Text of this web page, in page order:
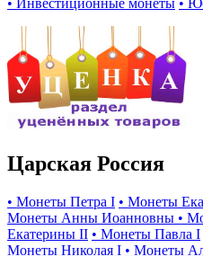
Царская Россия
• Монеты Петра I • Монеты
Монеты Анны Иоанновны •
Екатерины II • Монеты Павла I
Монеты Николая I • Монеты